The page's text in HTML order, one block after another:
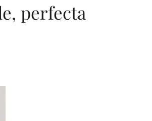
perfecta